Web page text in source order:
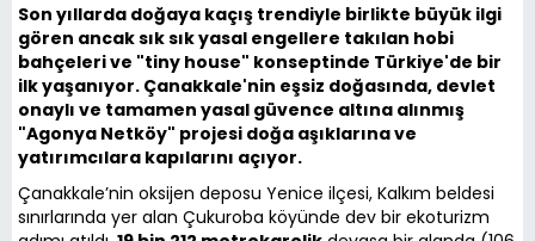
Son yıllarda doğaya kaçış trendiyle birlikte büyük ilgi
gören ancak sık sık yasal engellere takılan hobi
bahçeleri ve "tiny house" konseptinde Türkiye'de bir
ilk yaşanıyor. Çanakkale'nin eşsiz doğasında, devlet
onaylı ve tamamen yasal güvence altına alınmış
"Agonya Netköy" projesi doğa aşıklarına ve
yatırımcılara kapılarını açıyor.
Çanakkale’nin oksijen deposu Yenice ilçesi, Kalkım beldesi
sınırlarında yer alan Çukuroba köyünde dev bir ekoturizm